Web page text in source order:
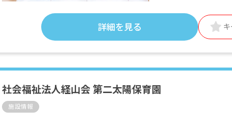
年収305万円／20歳／入
年収360万円／24歳／入
年収380万円／27歳／入
す。
詳細を見る
社会福祉法人経山会 第二太陽保育園
施設情報